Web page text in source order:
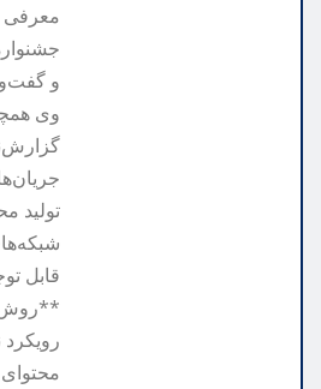
و
وی
تولید
قابل
رویکرد